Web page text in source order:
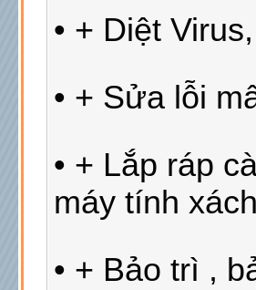
• + Diệt
• + Sửa lỗi
• + Lắp ráp
máy tính
• + Bảo trì ,